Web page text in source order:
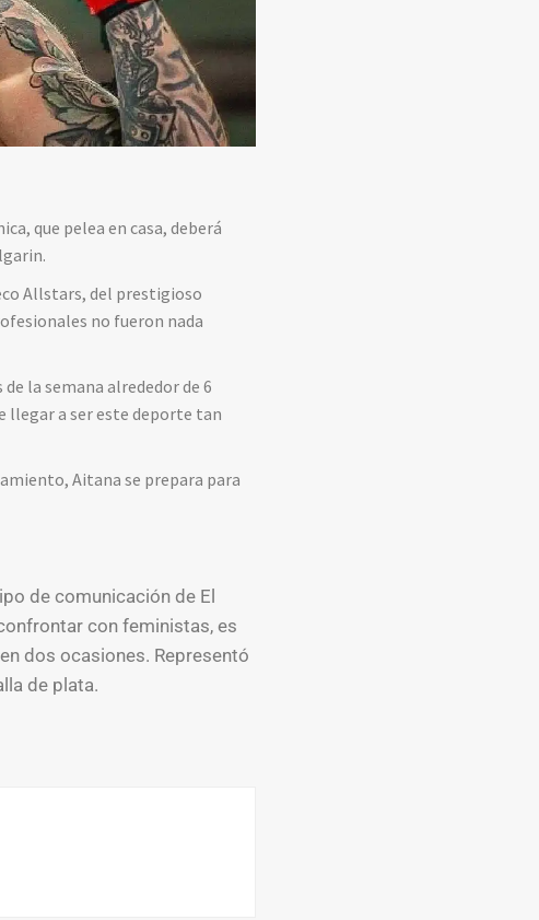
que pelea en casa, deberá
Allstars, del prestigioso
no fueron nada
la semana alrededor de 6
llegar a ser este deporte tan
Aitana se prepara para
de comunicación de El
con feministas, es
dos ocasiones. Representó
de plata.